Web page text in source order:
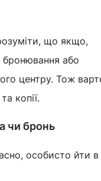
що якщо,
бронювання або
центру. Тож
копії.
чи бронь
особисто йти в